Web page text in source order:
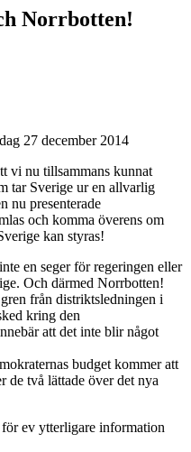
Norrbotten!
27 december 2014
vi nu tillsammans kunnat
tar Sverige ur en allvarlig
nu presenterade
och komma överens om
kan styras!
en seger för regeringen eller
Och därmed Norrbotten!
från distriktsledningen i
kring den
att det inte blir något
budget kommer att
de två lättade över det nya
ev ytterligare information